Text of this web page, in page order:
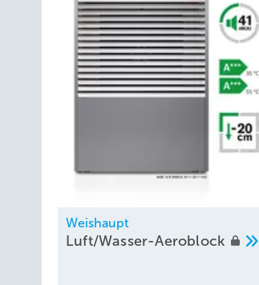
Weishaupt
Luft/Wasser-Aeroblock